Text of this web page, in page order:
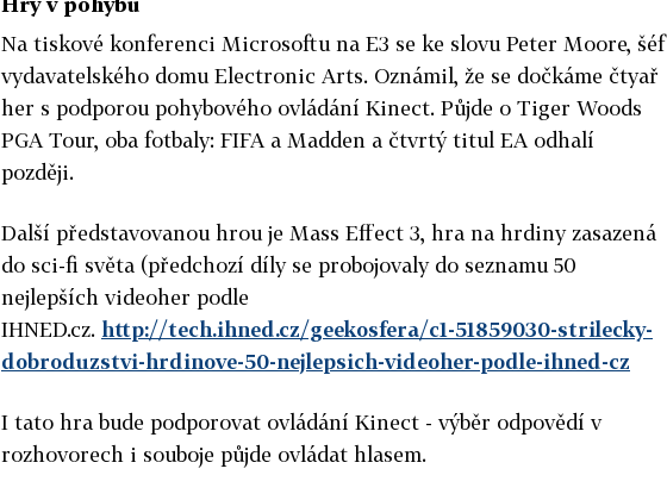
Na tiskové konferenci Microsoftu na E3 se ke slovu Peter Moore, šéf
vydavatelského domu Electronic Arts. Oznámil, že se dočkáme čtyař
her s podporou pohybového ovládání Kinect. Půjde o Tiger Woods
PGA Tour, oba fotbaly: FIFA a Madden a čtvrtý titul EA odhalí
později.
Další představovanou hrou je Mass Effect 3, hra na hrdiny zasazená
do sci-fi světa (předchozí díly se probojovaly do seznamu 50
nejlepších videoher podle
IHNED.cz. http://tech.ihned.cz/geekosfera/c1-51859030-strilecky-
dobroduzstvi-hrdinove-50-nejlepsich-videoher-podle-ihned-cz
I tato hra bude podporovat ovládání Kinect - výběr odpovědí v
rozhovorech i souboje půjde ovládat hlasem.